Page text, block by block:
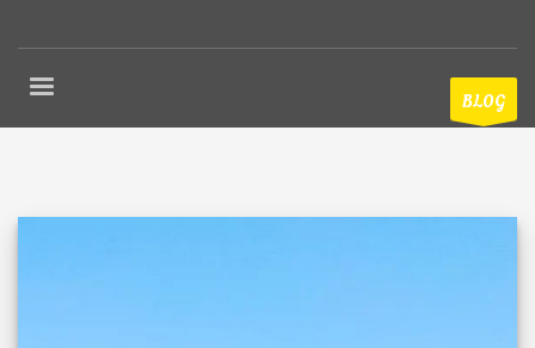
BLOG